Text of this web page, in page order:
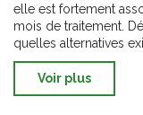
elle est fortement
mois de traitement.
quelles alternatives
Voir plus